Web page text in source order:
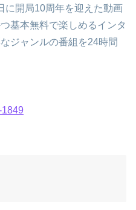
に開局10周年を迎えた動画
基本無料で楽しめるインタ
ジャンルの番組を24時間
1849